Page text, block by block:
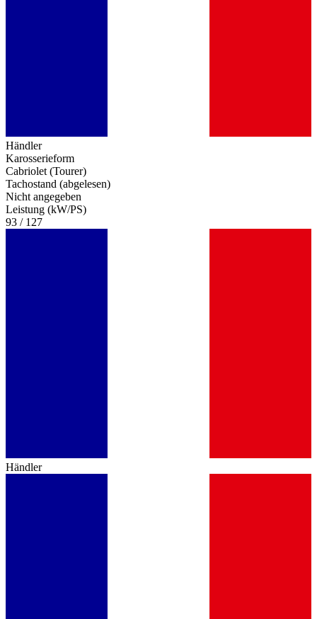
Händler
Karosserieform
Cabriolet (Tourer)
Tachostand (abgelesen)
Nicht angegeben
Leistung (kW/PS)
93 / 127
Händler